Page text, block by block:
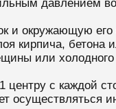
давлением
и окружающую
кирпича, бетона
или
центру с каждой
осуществляться